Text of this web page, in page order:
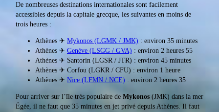
De nombreuses destinations internationales sont facilement
accessibles depuis la capitale grecque, les suivantes en moins de
trois heures :
Athènes ✈ Mykonos (LGMK / JMK) : environ 35 minutes
Athènes ✈ Genève (LSGG / GVA) : environ 2 heures 55
Athènes ✈ Santorin (LGSR / JTR) : environ 45 minutes
Athènes ✈ Corfou (LGKR / CFU) : environ 1 heure
Athènes ✈ Nice (LFMN / NCE) : environ 2 heures 35
Pour arriver sur l’île très populaire de Mykonos (JMK) dans la mer
Égée, il ne faut que 35 minutes en jet privé depuis Athènes. Il faut